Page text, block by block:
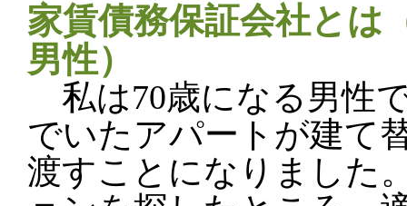
家賃債務保証会社とは
男性）
私は70歳になる男性
でいたアパートが建て
渡すことになりました